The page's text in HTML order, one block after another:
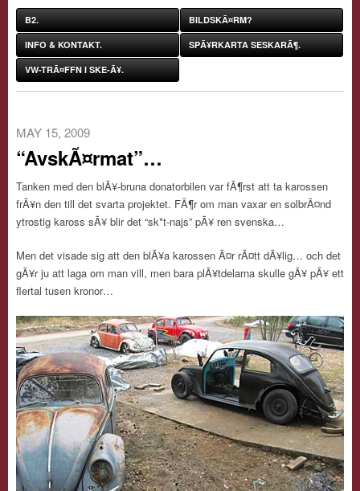
B2. BILDSKÃ¤RM?
INFO & KONTAKT. SPÃ¥RKARTA SESKARÃ¶.
VW-TRÃ¤FFN I SKE-Ã¥.
MAY 15, 2009
“AvskÃ¤rmat”…
Tanken med den blÃ¥-bruna donatorbilen var fÃ¶rst att ta karossen
frÃ¥n den till det svarta projektet. FÃ¶r om man vaxar en solbrÃ¤nd
ytrostig kaross sÃ¥ blir det “sk*t-najs” pÃ¥ ren svenska…
Men det visade sig att den blÃ¥a karossen Ã¤r rÃ¤tt dÃ¥lig… och det
gÃ¥r ju att laga om man vill, men bara plÃ¥tdelarna skulle gÃ¥ pÃ¥ ett
flertal tusen kronor…